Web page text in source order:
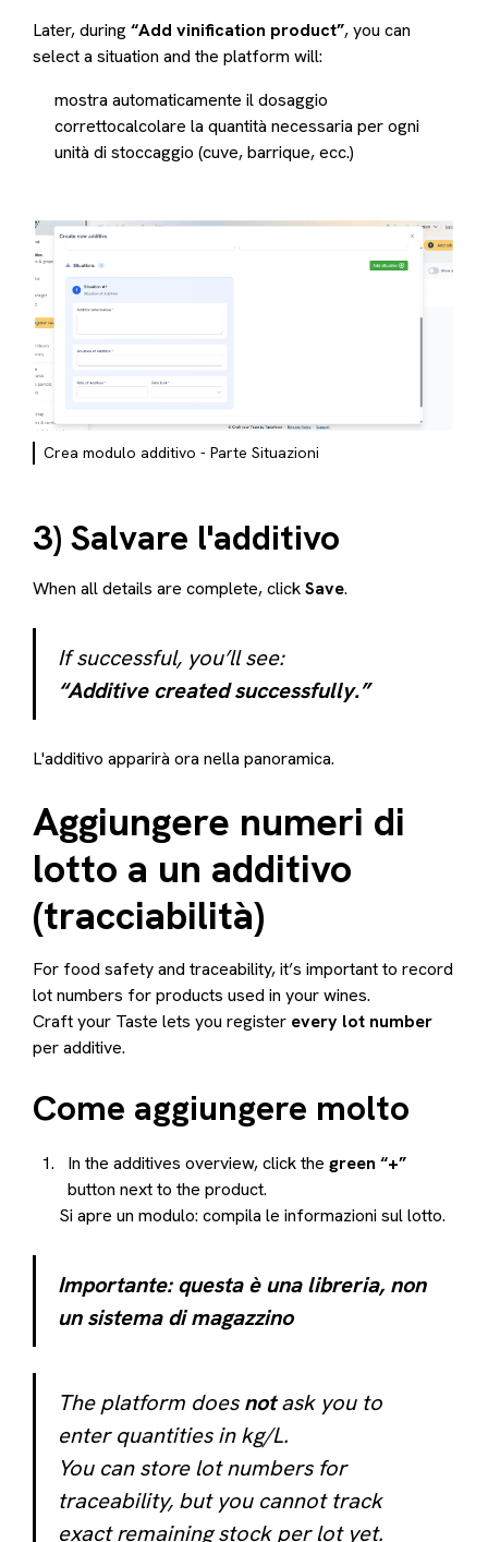
Later, during“Add vinification product”, you can
select a situation and the platform will:
mostra automaticamente il dosaggio
correttocalcolare la quantità necessaria per ogni
unità di stoccaggio (cuve, barrique, ecc.)
Crea modulo additivo - Parte Situazioni
3) Salvare l'additivo
When all details are complete, clickSave.
If successful, you’ll see:
“Additive created successfully.”
L'additivo apparirà ora nella panoramica.
Aggiungere numeri di
lotto a un additivo
(tracciabilità)
For food safety and traceability, it’s important to record
lot numbers for products used in your wines.
Craft your Taste lets you register every lot number
per additive.
Come aggiungere molto
In the additives overview, click the green “+”
button next to the product.
Si apre un modulo: compila le informazioni sul lotto.
Importante: questa è una libreria, non
un sistema di magazzino
The platform doesnotask you to
enter quantities in kg/L.
You can store lot numbers for
traceability, but you cannot track
exact remaining stock per lot yet.